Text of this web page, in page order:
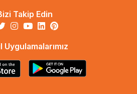
Takip Edin
Uygulamalarımız